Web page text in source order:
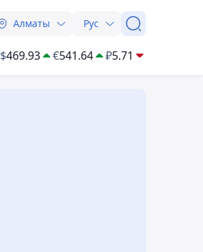
Алматы Рус
$469.93 €541.64 ₽5.71